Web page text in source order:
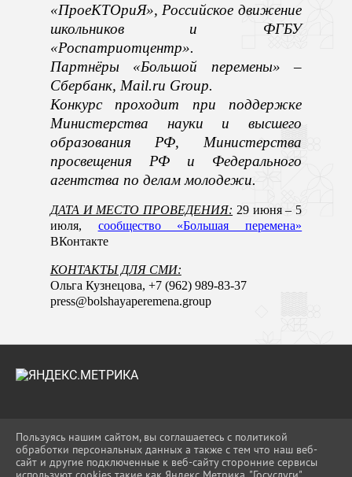
«ПроеКТОриЯ», Российское движение
школьников и ФГБУ
«Роспатриотцентр».
Партнёры «Большой перемены» –
Сбербанк, Mail.ru Group.
Конкурс проходит при поддержке
Министерства науки и высшего
образования РФ, Министерства
просвещения РФи Федерального
агентства по делам молодежи.
ДАТА И МЕСТО ПРОВЕДЕНИЯ: 29 июня – 5
июля, сообщество «Большая перемена»
ВКонтакте
КОНТАКТЫ ДЛЯ СМИ:
Ольга Кузнецова, +7 (962) 989-83-37
press@bolshayaperemena.group
ВХОД
КАРТА САЙТА
ПОЛИТИКА ОБРАБОТКИ ПЕРСОНАЛЬНЫХ
Пользуясь нашим сайтом, вы соглашаетесь с политикой
обработки персональных данных а также с тем что наш веб-
сайт и другие подключенные к веб-сайту сторонние сервисы